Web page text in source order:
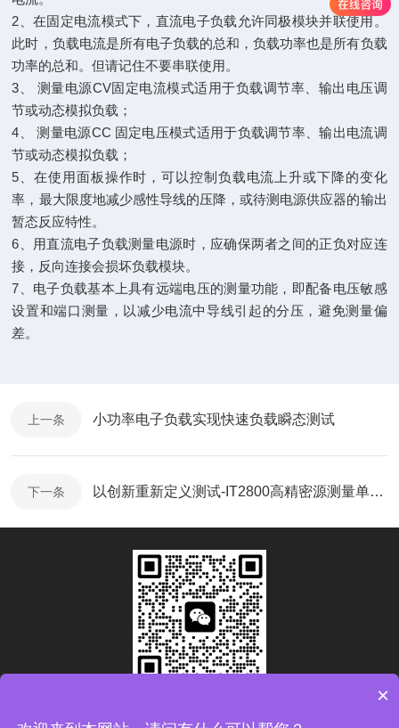
×
2、在固定电流模式下，直流电子负载允许同极模块并联使用。
此时，负载电流是所有电子负载的总和，负载功率也是所有负载
功率的总和。但请记住不要串联使用。
3、 测量电源CV固定电流模式适用于负载调节率、输出电压调
节或动态模拟负载；
4、 测量电源CC 固定电压模式适用于负载调节率、输出电流调
节或动态模拟负载；
5、在使用面板操作时，可以控制负载电流上升或下降的变化
率，最大限度地减少感性导线的压降，或待测电源供应器的输出
暂态反应特性。
6、用直流电子负载测量电源时，应确保两者之间的正负对应连
接，反向连接会损坏负载模块。
7、电子负载基本上具有远端电压的测量功能，即配备电压敏感
设置和端口测量，以减少电流中导线引起的分压，避免测量偏
差。
上一条 小功率电子负载实现快速负载瞬态测试
下一条 以创新重新定义测试-IT2800高精密源测量单元全新上市